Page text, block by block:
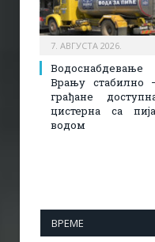
7. АВГУСТА 2026.
Врању стабилно
грађане
цистерна са
водом
ВРЕМЕ